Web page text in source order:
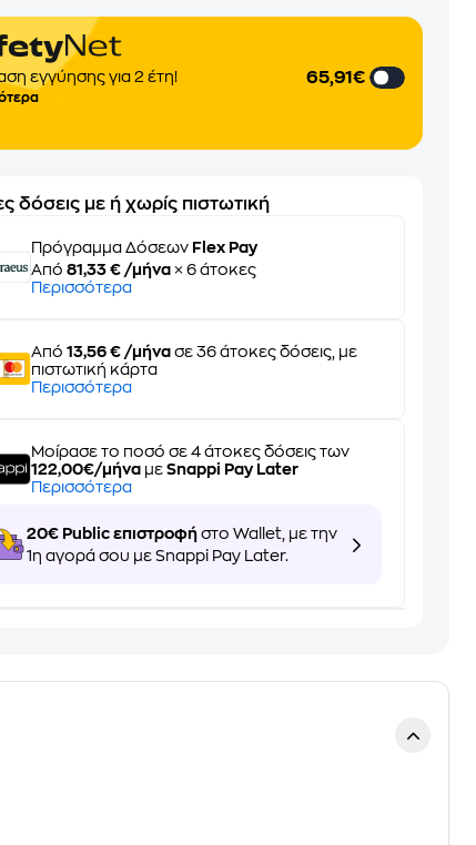
εγγύησης για 2 έτη! 65,91€
δόσεις με ή χωρίς πιστωτική
Πρόγραμμα Δόσεων Flex Pay
Από81,33 € /μήνα × 6 άτοκες
Περισσότερα
Από13,56 € /μήνα σε 36 άτοκες δόσεις, με
πιστωτική κάρτα
Περισσότερα
Μοίρασε το ποσό σε 4 άτοκες δόσεις των
122,00€/μήνα μεSnappi Pay Later
Περισσότερα
20€ Public επιστροφή στο Wallet, με την
1η αγορά σου με Snappi Pay Later.